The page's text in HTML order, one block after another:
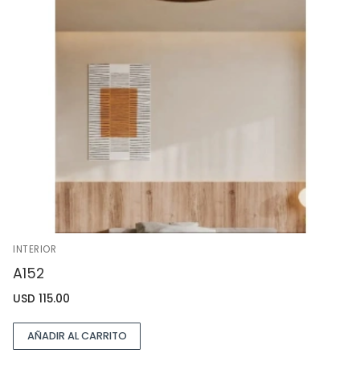
INTERIOR
A152
USD 115.00
AÑADIR AL CARRITO